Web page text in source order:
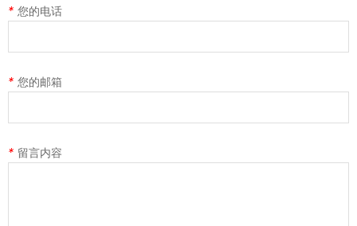
* 您的电话
* 您的邮箱
* 留言内容